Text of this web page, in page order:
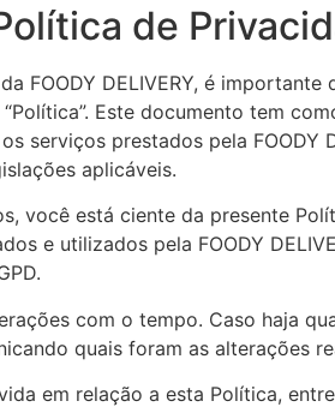
de
FOODY DELIVERY, é importante
Este documento tem
serviços prestados pela
aplicáveis.
você está ciente da presente
e utilizados pela FOODY
com o tempo. Caso haja
quais foram as alterações
em relação a esta Política,